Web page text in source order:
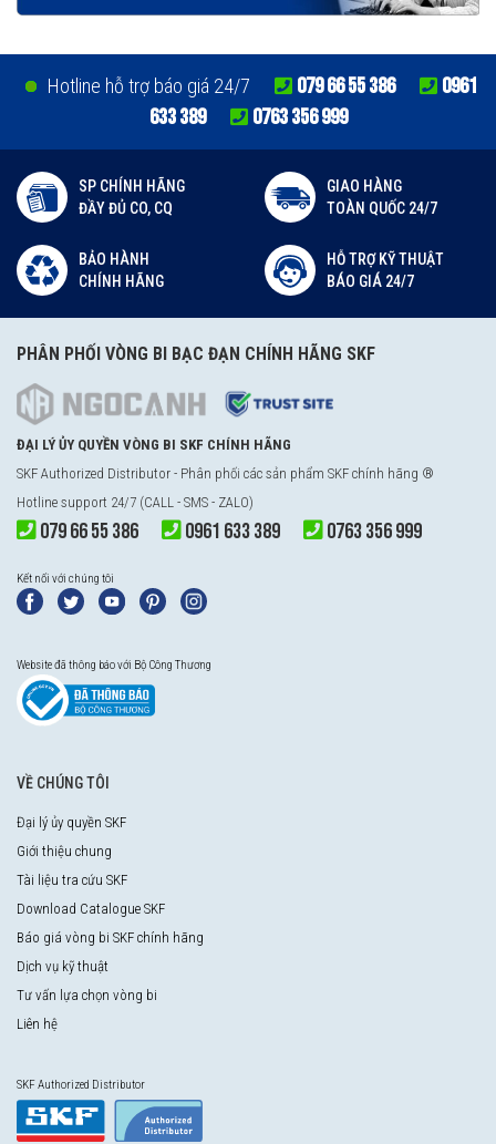
Hotline hỗ trợ báo giá 24/7 079 66 55 386
0961
633 389
0763 356 999
SP CHÍNH HÃNG
ĐẦY ĐỦ CO, CQ
GIAO HÀNG
TOÀN QUỐC 24/7
BẢO HÀNH
CHÍNH HÃNG
HỖ TRỢ KỸ THUẬT
BÁO GIÁ 24/7
PHÂN PHỐI VÒNG BI BẠC ĐẠN CHÍNH HÃNG SKF
ĐẠI LÝ ỦY QUYỀN VÒNG BI SKF CHÍNH HÃNG
SKF Authorized Distributor - Phân phối các sản phẩm SKF chính hãng ®
Hotline support 24/7 (CALL - SMS - ZALO)
079 66 55 386 0961 633 389 0763 356 999
Kết nối với chúng tôi
Website đã thông báo với Bộ Công Thương
VỀ CHÚNG TÔI
Đại lý ủy quyền SKF
Giới thiệu chung
Tài liệu tra cứu SKF
Download Catalogue SKF
Báo giá vòng bi SKF chính hãng
Dịch vụ kỹ thuật
Tư vấn lựa chọn vòng bi
Liên hệ
SKF Authorized Distributor